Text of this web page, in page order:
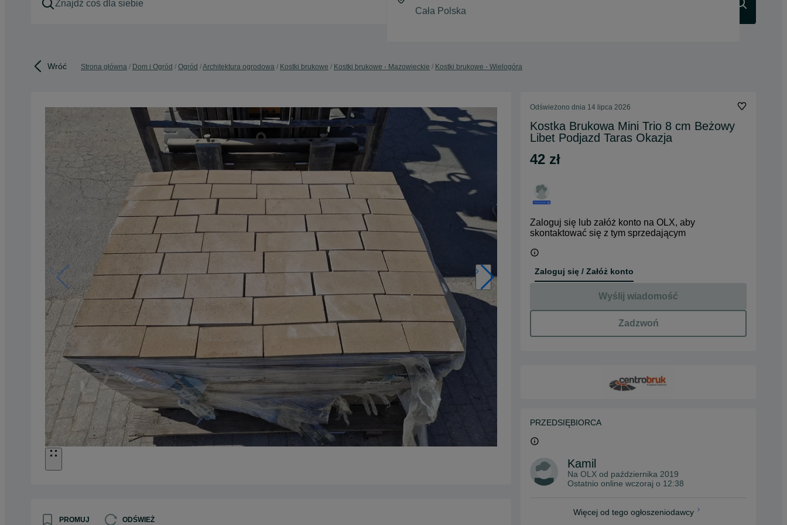
Wróć Strona główna Dom i Ogród Ogród Architektura ogrodowa Kostki brukowe Kostki brukowe - Mazowieckie Kostki brukowe - Wielogóra
PROMUJ ODŚWIEŻ
Odświeżono dnia 14 lipca 2026
Kostka Brukowa Mini Trio 8 cm Beżowy
Libet Podjazd Taras Okazja
42 zł
Zaloguj się lub załóż konto na OLX, aby
skontaktować się z tym sprzedającym
Zaloguj się / Załóż konto
Wyślij wiadomość
Zadzwoń
PRZEDSIĘBIORCA
Kamil
Na OLX od października 2019
Ostatnio online wczoraj o 12:38
Więcej od tego ogłoszeniodawcy